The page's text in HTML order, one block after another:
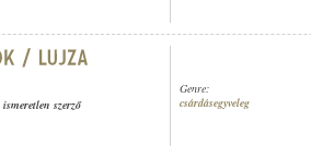
ismeretlen szerző
Genre:
csárdásegyveleg